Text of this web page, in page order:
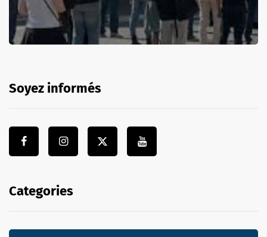
Soyez informés
Categories